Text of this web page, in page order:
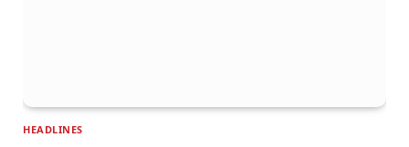
HEADLINES